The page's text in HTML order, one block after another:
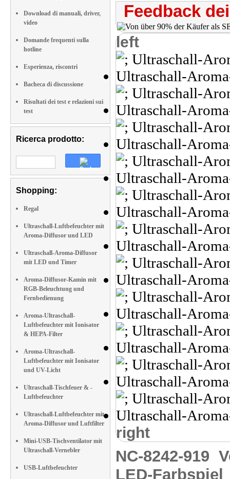
Download di manuali, driver,
video
Domande frequenti sulla
hotline
Esperienza, riscontri
Bacheca di discussione
Risultati dei test e relazioni sui
test
Ricerca prodotto:
Shopping:
Regal
Ultraschall-Luftbefeuchter mit
Aroma-Diffusor und LED
Ultraschall-Aroma-Diffusor
mit LED und Timer
Aroma-Diffusor-Kamin mit
RGB-Beleuchtung und
Fernbedienung
Aroma-Ultraschall-
Luftbefeuchter mit Ionisator
& HEPA-Filter
Aroma-Ultraschall-
Luftbefeuchter mit Ionisator
und UV-Licht
Ultraschall-Tischfeuer & -
Luftbefeuchter
Ultraschall-Luftbefeuchter mit
Aroma-Diffusor und Luftfilter
Mini-USB-Tischventilator mit
Ultraschall-Vernebler
USB-Luftbefeuchter
Feedback
left
right
NC-8242-919
LED-Farbspiel